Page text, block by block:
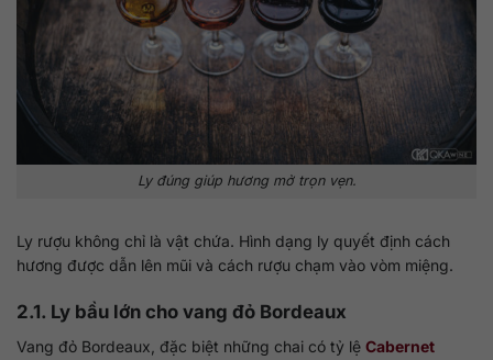
Ly đúng giúp hương mở trọn vẹn.
Ly rượu không chỉ là vật chứa. Hình dạng ly quyết định cách
hương được dẫn lên mũi và cách rượu chạm vào vòm miệng.
2.1. Ly bầu lớn cho vang đỏ Bordeaux
Vang đỏ Bordeaux, đặc biệt những chai có tỷ lệ Cabernet